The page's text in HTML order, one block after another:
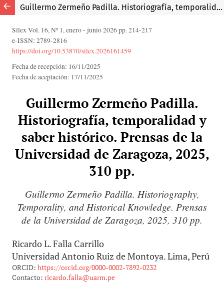
Guillermo Zermeño Padilla. Historiografía, temporalidad y saber histórico. Prensas de la Universidad de Zaragoza, 2025, 310 pp.